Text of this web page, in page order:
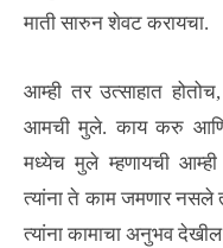
माती सारुन शेवट करायचा.
आम्ही तर उत्साहात
आमची मुले. काय करु आणि
मध्येच मुले म्हणायची
त्यांना ते काम जमणार नसले
त्यांना कामाचा अनुभव देखील